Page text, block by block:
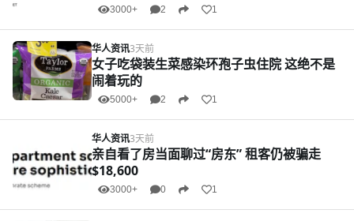
3000+ 2 1
华人资讯3天前
女子吃袋装生菜感染环孢子虫住院 这绝不是
闹着玩的
5000+ 2 1
华人资讯3天前
亲自看了房当面聊过“房东” 租客仍被骗走
$18,600
3000+ 0 1